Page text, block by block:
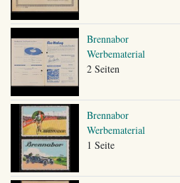
Brennabor
Werbematerial
2 Seiten
Brennabor
Werbematerial
1 Seite